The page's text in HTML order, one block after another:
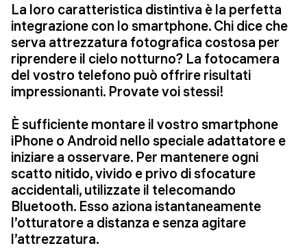
La loro caratteristica distintiva è la perfetta
integrazione con lo smartphone. Chi dice che
serva attrezzatura fotografica costosa per
riprendere il cielo notturno? La fotocamera
del vostro telefono può offrire risultati
impressionanti. Provate voi stessi!
È sufficiente montare il vostro smartphone
iPhone o Android nello speciale adattatore e
iniziare a osservare. Per mantenere ogni
scatto nitido, vivido e privo di sfocature
accidentali, utilizzate il telecomando
Bluetooth. Esso aziona istantaneamente
l’otturatore a distanza e senza agitare
l’attrezzatura.